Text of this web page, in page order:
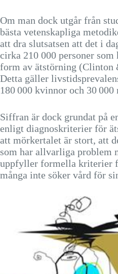
Om man dock utgår från
bästa vetenskapliga
att dra slutsatsen att det i
cirka 210 000 personer
form av ätstörning (Clinton
Detta gäller
180 000 kvinnor och 30 000
Siffran är dock grundat på
enligt diagnoskriterier för
att mörkertalet är stort, att
som har allvarliga problem
uppfyller formella kriterier
många inte söker vård för